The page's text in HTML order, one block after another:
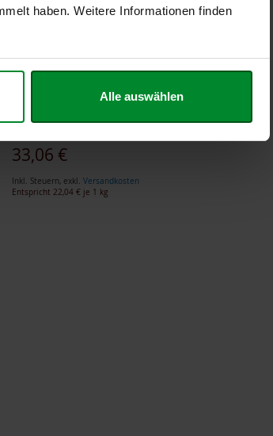
haben. Weitere Informationen finden
Alle auswählen
Zwiebel Apfel, 250g
33,06 €
Inkl. Steuern, exkl.Versandkosten
Entspricht22,04 € je 1 kg